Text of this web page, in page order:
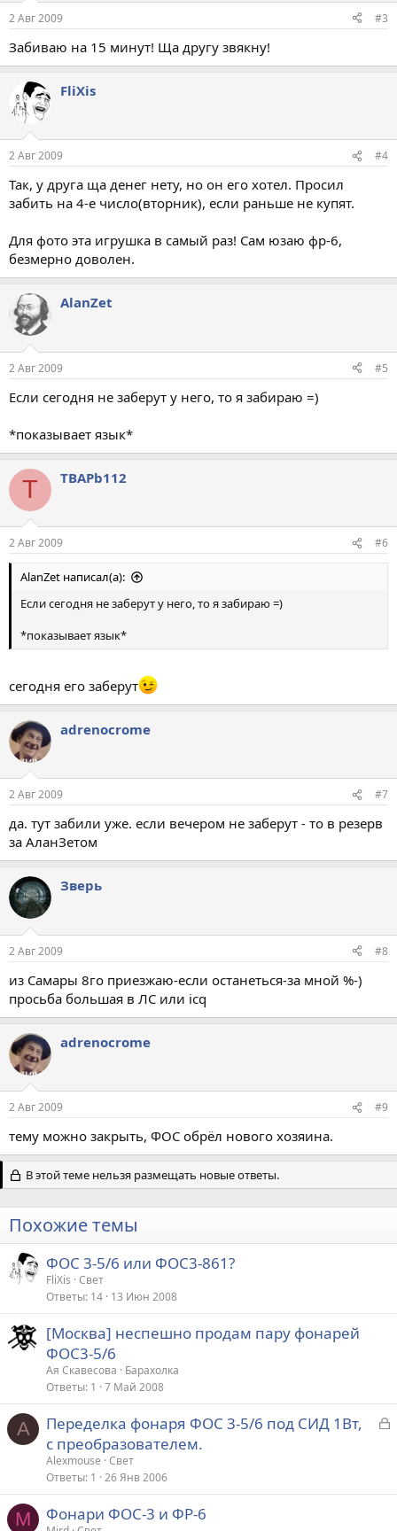
2 Авг 2009 #3
Забиваю на 15 минут! Ща другу звякну!
FliXis
2 Авг 2009 #4
Так, у друга ща денег нету, но он его хотел. Просил
забить на 4-е число(вторник), если раньше не купят.
Для фото эта игрушка в самый раз! Сам юзаю фр-6,
безмерно доволен.
AlanZet
2 Авг 2009 #5
Если сегодня не заберут у него, то я забираю =)
*показывает язык*
T TBAPb112
2 Авг 2009 #6
AlanZet написал(а):
Если сегодня не заберут у него, то я забираю =)
*показывает язык*
сегодня его заберут
adrenocrome
2 Авг 2009 #7
да. тут забили уже. если вечером не заберут - то в резерв
за АланЗетом
Зверь
2 Авг 2009 #8
из Самары 8го приезжаю-если останеться-за мной %-)
просьба большая в ЛС или icq
adrenocrome
2 Авг 2009 #9
тему можно закрыть, ФОС обрёл нового хозяина.
В этой теме нельзя размещать новые ответы.
Похожие темы
ФОС 3-5/6 или ФОС3-861?
FliXis Свет
Ответы 14 13 Июн 2008
[Москва] неспешно продам пару фонарей
ФОС3-5/6
Ая Скавесова
Барахолка
Ответы 1 7 Май 2008
A
З
Переделка фонаря ФОС 3-5/6 под СИД 1Вт,
с преобразователем.
Alexmouse Свет
Ответы 1 26 Янв 2006
M Фонари ФОС-3 и ФР-6